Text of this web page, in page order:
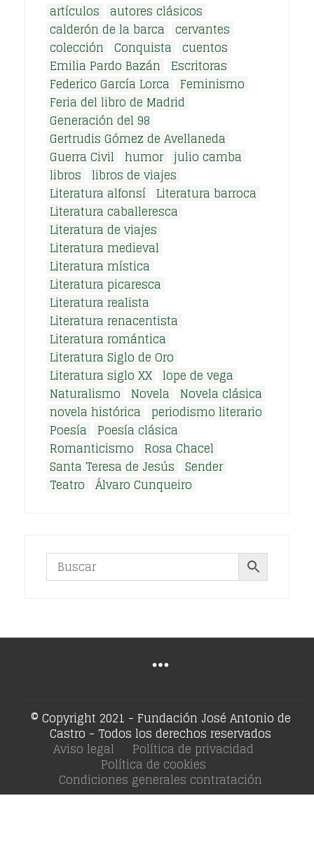
artículos
autores clásicos
calderón de la barca cervantes
colección Conquista cuentos
Emilia Pardo Bazán
Escritoras
Federico García Lorca
Feminismo
Feria del libro de Madrid
Generación del 98
Gertrudis Gómez de Avellaneda
Guerra Civil humor julio camba
libros libros de viajes
Literatura alfonsí Literatura barroca
Literatura caballeresca
Literatura de viajes
Literatura medieval
Literatura mística
Literatura picaresca
Literatura realista
Literatura renacentista
Literatura romántica
Literatura Siglo de Oro
Literatura siglo XX lope de vega
Naturalismo
Novela
Novela clásica
novela histórica periodismo literario
Poesía
Poesía clásica
Romanticismo
Rosa Chacel
Santa Teresa de Jesús Sender
Teatro Álvaro Cunqueiro
© Copyright 2021 - Fundación José Antonio de
Castro - Todos los derechos reservados
Aviso legal Política de privacidad
Política de cookies
Condiciones generales contratación